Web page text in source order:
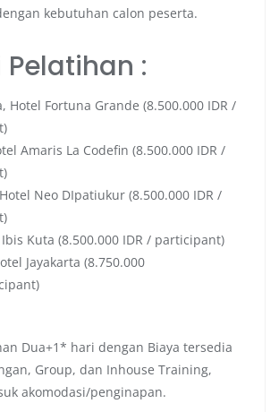
kebutuhan calon peserta.
Pelatihan :
Hotel Fortuna Grande (8.500.000 IDR /
Amaris La Codefin (8.500.000 IDR /
Neo DIpatiukur (8.500.000 IDR /
Kuta (8.500.000 IDR / participant)
Jayakarta (8.750.000
Dua+1* hari dengan Biaya tersedia
Group, dan Inhouse Training,
akomodasi/penginapan.